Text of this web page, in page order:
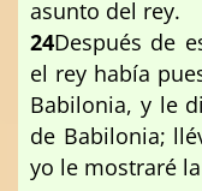
asunto del rey.
24Después de
el rey había
Babilonia, y le
de Babilonia;
yo le mostraré